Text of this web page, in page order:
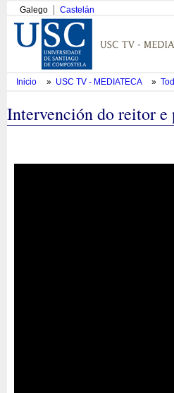
Galego Castelán
Inicio » USC TV - MEDIATECA »
Intervención do reitor e